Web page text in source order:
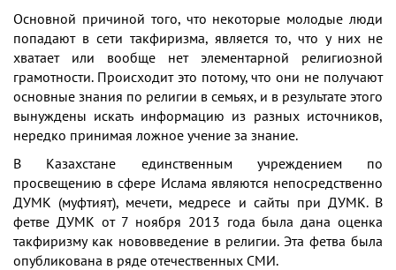
Основной причиной того, что некоторые молодые люди
попадают в сети такфиризма, является то, что у них не
хватает или вообще нет элементарной религиозной
грамотности. Происходит это потому, что они не получают
основные знания по религии в семьях, и в результате этого
вынуждены искать информацию из разных источников,
нередко принимая ложное учение за знание.
В Казахстане единственным учреждением по
просвещению в сфере Ислама являются непосредственно
ДУМК (муфтият), мечети, медресе и сайты при ДУМК. В
фетве ДУМК от 7 ноября 2013 года была дана оценка
такфиризму как нововведение в религии. Эта фетва была
опубликована в ряде отечественных СМИ.